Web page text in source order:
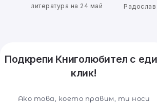
литература на 24 май
Подкрепи Книголюбител с
клик!
Ако това, което правим, ти носи